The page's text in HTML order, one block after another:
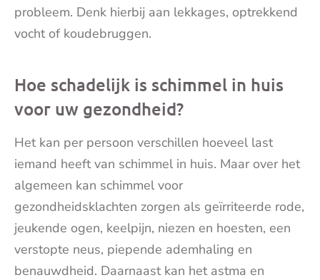
probleem. Denk hierbij aan lekkages, optrekkend
vocht of koudebruggen.
Hoe schadelijk is schimmel in huis
voor uw gezondheid?
Het kan per persoon verschillen hoeveel last
iemand heeft van schimmel in huis. Maar over het
algemeen kan schimmel voor
gezondheidsklachten zorgen als geïrriteerde rode,
jeukende ogen, keelpijn, niezen en hoesten, een
verstopte neus, piepende ademhaling en
benauwdheid. Daarnaast kan het astma en